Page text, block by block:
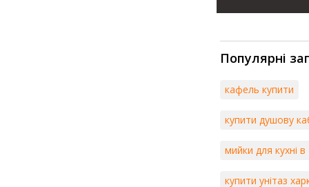
Популярні
кафель купити
купити душову
мийки для кухні в
купити унітаз